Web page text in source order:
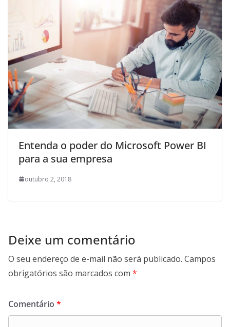
Entenda o poder do Microsoft Power BI
para a sua empresa
outubro 2, 2018
Deixe um comentário
O seu endereço de e-mail não será publicado. Campos
obrigatórios são marcados com *
Comentário *